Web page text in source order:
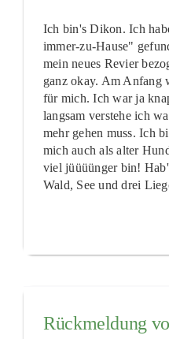
Ich bin's Dikon. Ich
immer-zu-Hause"
mein neues Revier
ganz okay. Am Anfang
für mich. Ich war ja
langsam verstehe ich
mehr gehen muss. Ich
mich auch als alter
viel jüüüünger bin!
Wald, See und drei
Rückmeldung